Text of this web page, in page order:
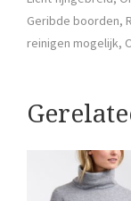
Geribde boorden,
reinigen mogelijk,